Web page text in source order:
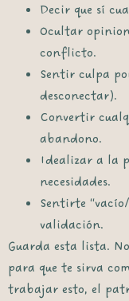
Decir que sí
Ocultar
conflicto.
Sentir culpa
desconectar).
Convertir
abandono.
Idealizar a la
necesidades.
Sentirte
validación.
Guarda esta lista.
para que te sirva
trabajar esto, el